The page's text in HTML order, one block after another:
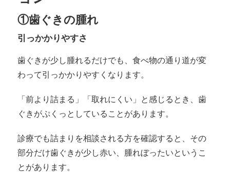
①歯ぐきの腫れ
引っかかりやすさ
歯ぐきが少し腫れるだけでも、食べ物の通り道が変
わって引っかかりやすくなります。
「前より詰まる」「取れにくい」と感じるとき、歯
ぐきがぷくっとしていることがあります。
診療でも詰まりを相談される方を確認すると、その
部分だけ歯ぐきが少し赤い、腫れぼったいというこ
とがあります。